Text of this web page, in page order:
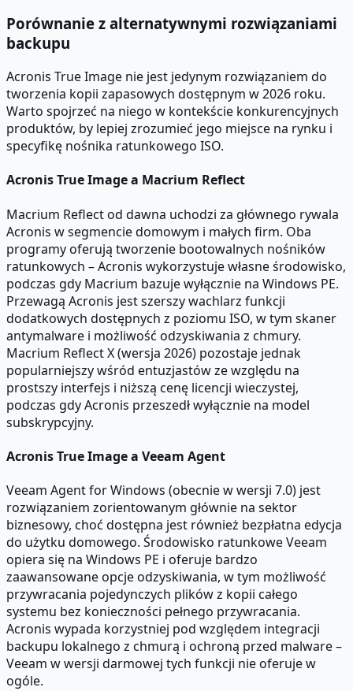
Porównanie z alternatywnymi rozwiązaniami
backupu
Acronis True Image nie jest jedynym rozwiązaniem do
tworzenia kopii zapasowych dostępnym w 2026 roku.
Warto spojrzeć na niego w kontekście konkurencyjnych
produktów, by lepiej zrozumieć jego miejsce na rynku i
specyfikę nośnika ratunkowego ISO.
Acronis True Image a Macrium Reflect
Macrium Reflect od dawna uchodzi za głównego rywala
Acronis w segmencie domowym i małych firm. Oba
programy oferują tworzenie bootowalnych nośników
ratunkowych – Acronis wykorzystuje własne środowisko,
podczas gdy Macrium bazuje wyłącznie na Windows PE.
Przewagą Acronis jest szerszy wachlarz funkcji
dodatkowych dostępnych z poziomu ISO, w tym skaner
antymalware i możliwość odzyskiwania z chmury.
Macrium Reflect X (wersja 2026) pozostaje jednak
popularniejszy wśród entuzjastów ze względu na
prostszy interfejs i niższą cenę licencji wieczystej,
podczas gdy Acronis przeszedł wyłącznie na model
subskrypcyjny.
Acronis True Image a Veeam Agent
Veeam Agent for Windows (obecnie w wersji 7.0) jest
rozwiązaniem zorientowanym głównie na sektor
biznesowy, choć dostępna jest również bezpłatna edycja
do użytku domowego. Środowisko ratunkowe Veeam
opiera się na Windows PE i oferuje bardzo
zaawansowane opcje odzyskiwania, w tym możliwość
przywracania pojedynczych plików z kopii całego
systemu bez konieczności pełnego przywracania.
Acronis wypada korzystniej pod względem integracji
backupu lokalnego z chmurą i ochroną przed malware –
Veeam w wersji darmowej tych funkcji nie oferuje w
ogóle.